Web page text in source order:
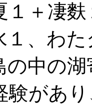
１＋凄
１、わ
の中の湖
験があ